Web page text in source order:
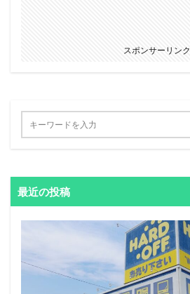
スポンサーリンク
最近の投稿